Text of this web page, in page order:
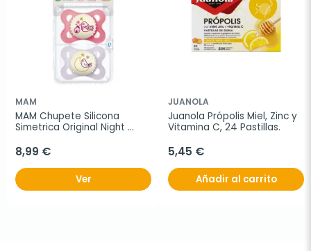
MAM
MAM Chupete Silicona
Simetrica Original Night
8,99 €
Ver
JUANOLA
Juanola Própolis Miel, Zinc y
Vitamina C, 24 Pastillas.
5,45 €
Añadir al carrito